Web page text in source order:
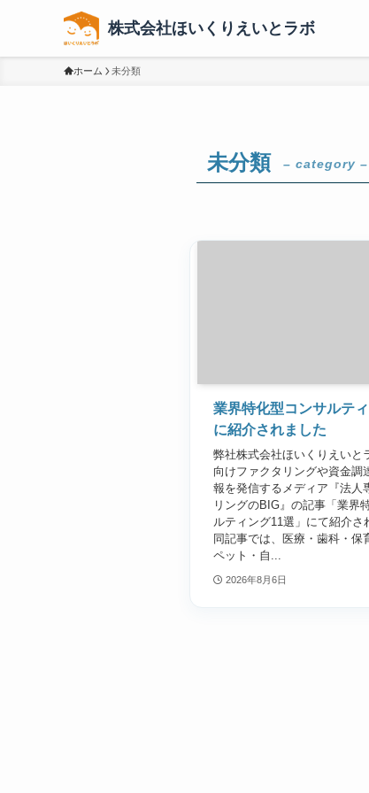
株式会社ほいくりえいとラボ
ホーム 未分類
未分類 – category –
業界特化型コンサルテ
に紹介されました
弊社株式会社ほいくりえいと
向けファクタリングや資金調
報を発信するメディア『法人
リングのBIG』の記事「業界
ルティング11選」にて紹介さ
同記事では、医療・歯科・保
ペット・自...
2026年8月6日